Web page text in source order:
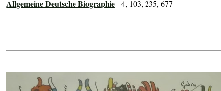
Allgemeine Deutsche Biographie- 4, 103, 235, 677